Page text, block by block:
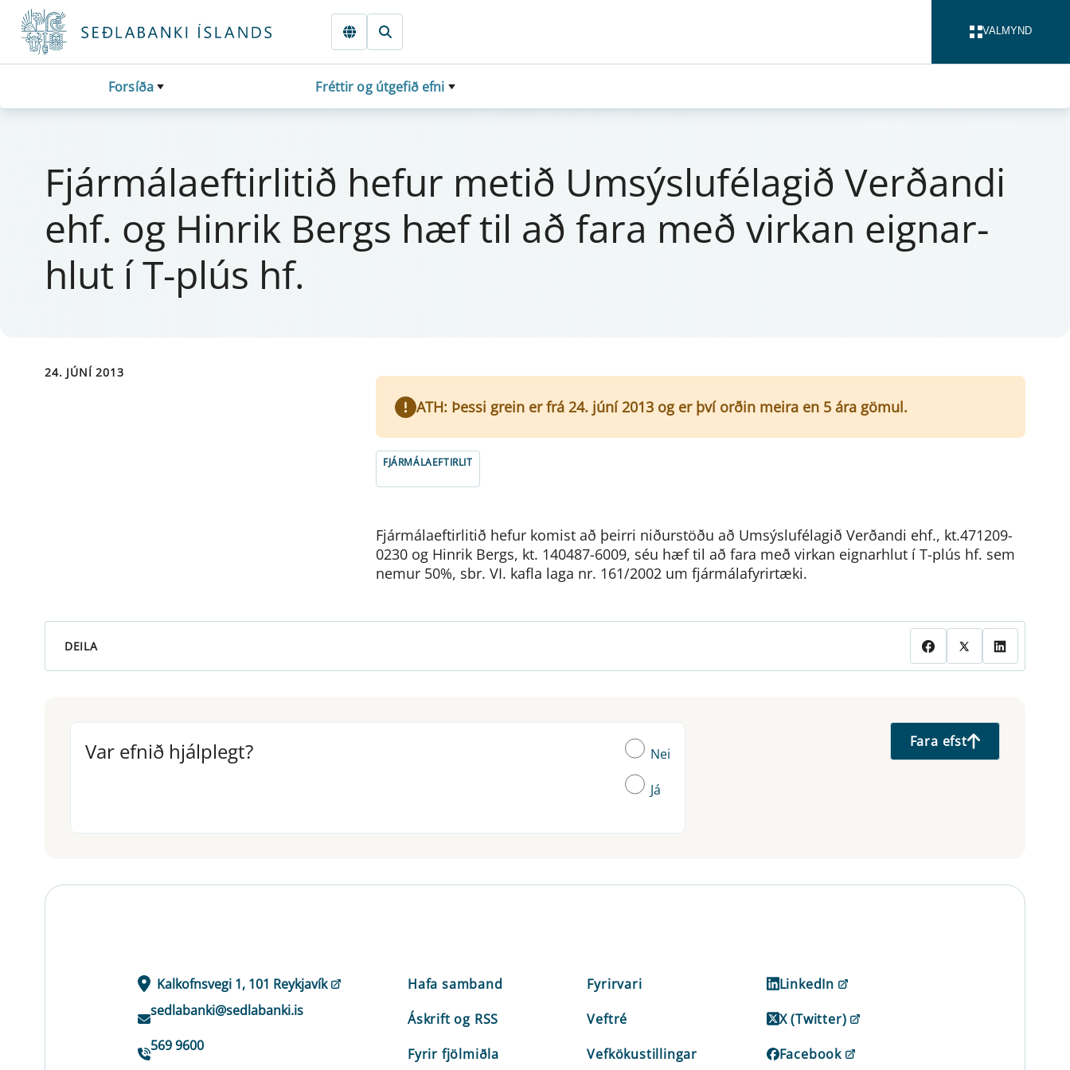
Fara beint í Meginmál
VALMYND
Forsíða Fréttir og útgefið efni
Fjá­r­mála­eft­i­r­litið hef­ur metið Um­sýslu­félagið Verðandi
ehf. og Hinrik Bergs hæf til að fara með virk­an eign­ar­
hlut í T-plús hf.
24. JÚNÍ 2013
ATH: Þessi grein er frá 24. júní 2013 og er því orðin meira en 5 ára gömul.
FJÁRMÁLAEFTIRLIT
Fjármálaeftirlitið hefur komist að þeirri niðurstöðu að Umsýslufélagið Verðandi ehf., kt.471209-
0230 og Hinrik Bergs, kt. 140487-6009, séu hæf til að fara með virkan eignarhlut í T-plús hf. sem
nemur 50%, sbr. VI. kafla laga nr. 161/2002 um fjármálafyrirtæki.
DEILA
Var efnið hjálplegt?
Var efnið hjálplegt? Nei
Já
Fara efst
Kalkofnsvegi 1, 101 Reykjavík
sedlabanki@sedlabanki.is
569 9600
Hafa samband
Áskrift og RSS
Fyrir fjölmiðla
Fyrirvari
Veftré
Vefkökustillingar
LinkedIn
X (Twitter)
Facebook